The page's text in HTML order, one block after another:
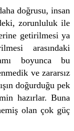
doğrusu, insan
zorunluluk ile
getirilmesi ya
arasındaki
boyunca bu
ve zararsız
doğurduğu pek
hazırlar. Buna
olan çok güç